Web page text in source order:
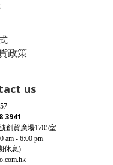
政策
us
3941
創貿廣場1705室
am - 6:00 pm
休息)